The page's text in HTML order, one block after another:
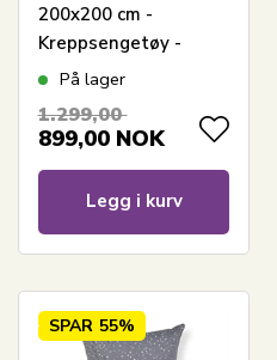
200x200 cm -
Kreppsengetøy -
100% bomullskrepp -
På lager
1.299,00
899,00 NOK
Legg i kurv
SPAR 55%